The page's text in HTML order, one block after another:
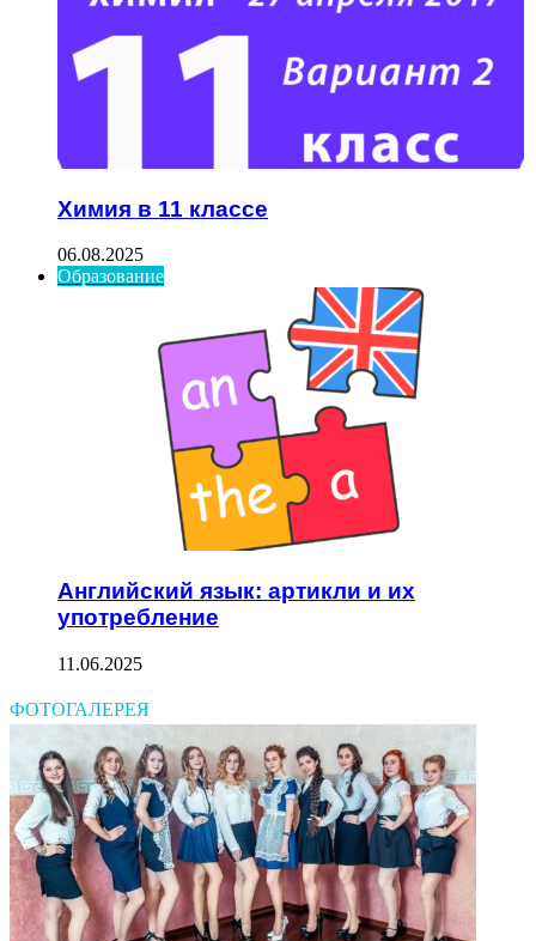
Химия в 11 классе
06.08.2025
Образование
Английский язык: артикли и их
употребление
11.06.2025
ФОТОГАЛЕРЕЯ